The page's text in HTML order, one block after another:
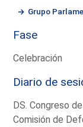
Grupo
Fase
Celebración
Diario de
DS. Congreso
Comisión de